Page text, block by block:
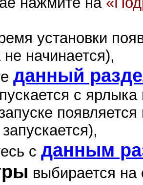
установки
не начинается),
данный
с
с данным
выбирается на